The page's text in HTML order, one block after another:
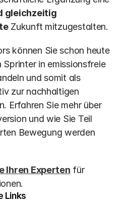
gleichzeitig
Zukunft mitzugestalten.
können Sie schon heute
Sprinter in emissionsfreie
und somit als
zur nachhaltigen
Erfahren Sie mehr über
und wie Sie Teil
Bewegung werden
Ihren Experten für
Links